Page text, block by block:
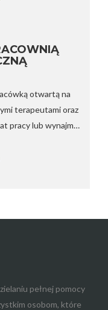
otwartą na
terapeutami oraz
pracy lub wynajmu
pełnej pomocy
osobom, które